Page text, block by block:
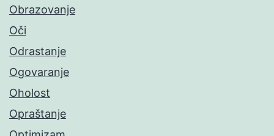
Obrazovanje
Oči
Odrastanje
Ogovaranje
Oholost
Opraštanje